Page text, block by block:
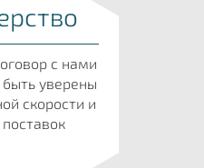
с нами
уверены
скорости и